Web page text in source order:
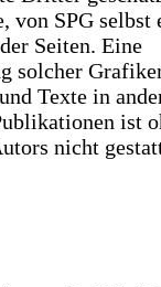
von SPG selbst
Seiten. Eine
solcher
Texte in
ist
nicht